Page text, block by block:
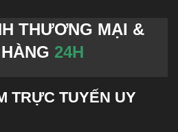
THƯƠNG MẠI &
24H
TRỰC TUYẾN UY